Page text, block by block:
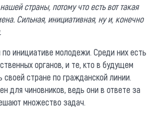
страны, потому что есть вот такая
Сильная, инициативная, ну и, конечно
инициативе молодежи. Среди них есть
органов, и те, кто в будущем
своей стране по гражданской линии.
для чиновников, ведь они в ответе за
множество задач.